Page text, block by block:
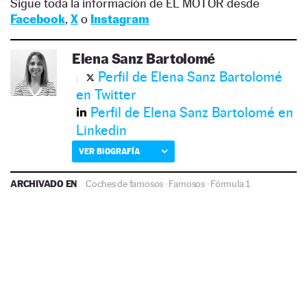
Sigue toda la información de EL MOTOR desde
Facebook, Xo Instagram
Elena Sanz Bartolomé
Perfil de Elena Sanz Bartolomé
en Twitter
Perfil de Elena Sanz Bartolomé en
Linkedin
VER BIOGRAFÍA
ARCHIVADO EN Coches de famosos ·Famosos·Fórmula 1